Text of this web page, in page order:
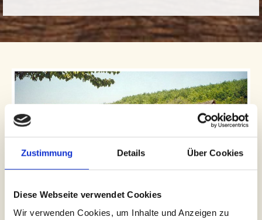
Zustimmung Details Über Cookies
Diese Webseite verwendet Cookies
Wir verwenden Cookies, um Inhalte und Anzeigen zu